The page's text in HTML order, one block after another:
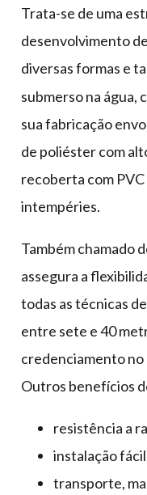
Trata-se de uma
desenvolvimento
diversas formas e
submerso na água,
sua fabricação
de poliéster com
recoberta com
intempéries.
Também chamado
assegura a
todas as técnicas
entre sete e 40
credenciamento
Outros benefícios
resistência a
instalação
transporte,